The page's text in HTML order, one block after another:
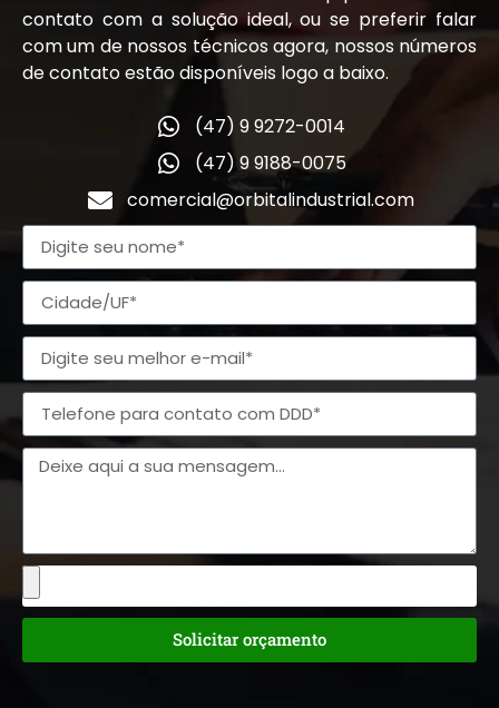
contato com a solução ideal, ou se preferir falar
com um de nossos técnicos agora, nossos números
de contato estão disponíveis logo a baixo.
(47) 9 9272-0014
(47) 9 9188-0075
comercial@orbitalindustrial.com
Solicitar orçamento